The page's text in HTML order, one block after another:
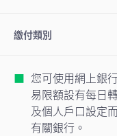
繳付類別
您可使用網上銀
易限額設有每日
及個人戶口設定
有關銀行。